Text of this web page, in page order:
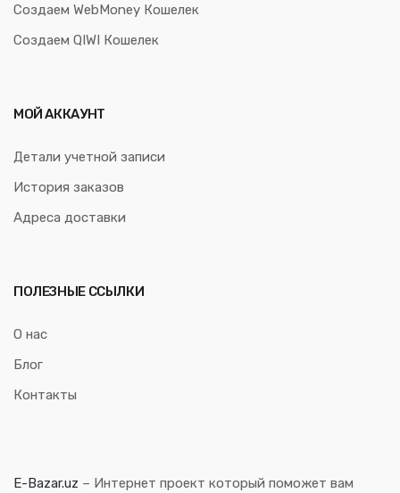
Создаем WebMoney Кошелек
Создаем QIWI Кошелек
МОЙ АККАУНТ
Детали учетной записи
История заказов
Адреса доставки
ПОЛЕЗНЫЕ ССЫЛКИ
О нас
Блог
Контакты
E-Bazar.uz – Интернет проект который поможет вам